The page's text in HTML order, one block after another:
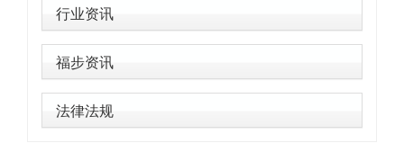
行业资讯
福步资讯
法律法规